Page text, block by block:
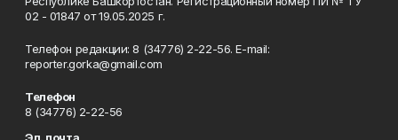
02 - 01847 от 19.05.2025 г.
Телефон редакции: 8 (34776) 2-22-56. E-mail:
reporter.gorka@gmail.com
Телефон
8 (34776) 2-22-56